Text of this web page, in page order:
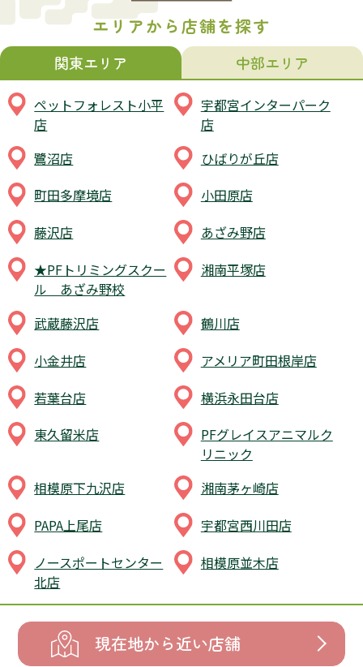
エリアから店舗を探す
関東エリア 中部エリア
ペットフォレスト小平
店
宇都宮インターパーク
店
鷺沼店
ひばりが丘店
町田多摩境店
小田原店
藤沢店
あざみ野店
★PFトリミングスクー
ル あざみ野校
湘南平塚店
武蔵藤沢店
鶴川店
小金井店
アメリア町田根岸店
若葉台店
横浜永田台店
東久留米店
PFグレイスアニマルク
リニック
相模原下九沢店
湘南茅ヶ崎店
PAPA上尾店
宇都宮西川田店
ノースポートセンター
北店
相模原並木店
現在地から近い店舗